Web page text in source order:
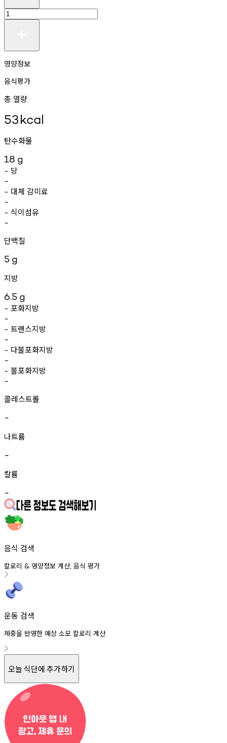
영양정보
음식평가
총 열량
53kcal
탄수화물
18 g
- 당
-
- 대체 감미료
-
- 식이섬유
-
단백질
5 g
지방
6.5 g
- 포화지방
-
- 트랜스지방
-
- 다불포화지방
-
- 불포화지방
-
콜레스트롤
-
나트륨
-
칼륨
-
음식 검색
칼로리 & 영양정보 계산, 음식 평가
운동 검색
체중을 반영한 예상 소모 칼로리 계산
오늘 식단에 추가하기